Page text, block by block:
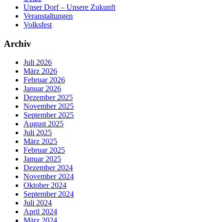
Unser Dorf – Unsere Zukunft
Veranstaltungen
Volksfest
Archiv
Juli 2026
März 2026
Februar 2026
Januar 2026
Dezember 2025
November 2025
September 2025
August 2025
Juli 2025
März 2025
Februar 2025
Januar 2025
Dezember 2024
November 2024
Oktober 2024
September 2024
Juli 2024
April 2024